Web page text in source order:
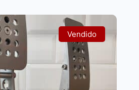
Vendido